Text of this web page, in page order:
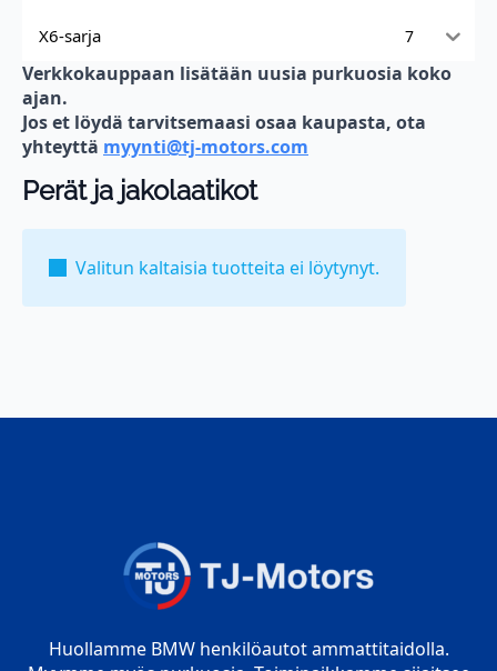
X6-sarja 7
Verkkokauppaan lisätään uusia purkuosia koko
ajan.
Jos et löydä tarvitsemaasi osaa kaupasta, ota
yhteyttä myynti@tj-motors.com
Perät ja jakolaatikot
Valitun kaltaisia tuotteita ei löytynyt.
Huollamme BMW henkilöautot ammattitaidolla.